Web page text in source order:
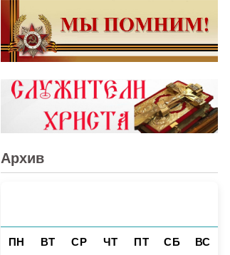
Архив
ПН ВТ СР ЧТ ПТ СБ ВС